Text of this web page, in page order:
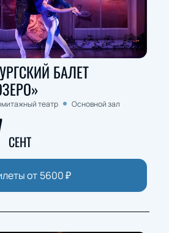
БАЛЕТ
театр Основной зал
СЕНТ
от 5600₽